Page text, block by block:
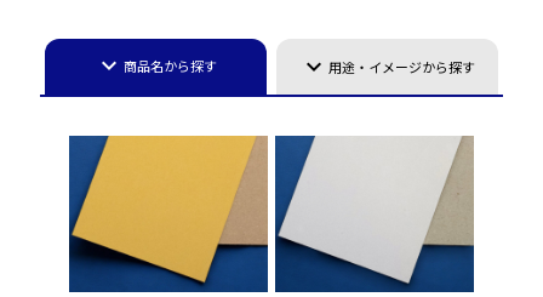
keyboard_arrow_down 商品名から探す keyboard_arrow_down用途・イメージから探す